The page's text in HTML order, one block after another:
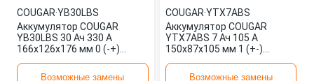
COUGAR·YB30LBS
Аккумулятор COUGAR
YB30LBS 30 Ач 330 А
166x126x176 мм 0 (-+)
Возможные замены
COUGAR·YTX7ABS
Аккумулятор COUGAR
YTX7ABS 7 Ач 105 А
150x87x105 мм 1 (+-)
Возможные замены